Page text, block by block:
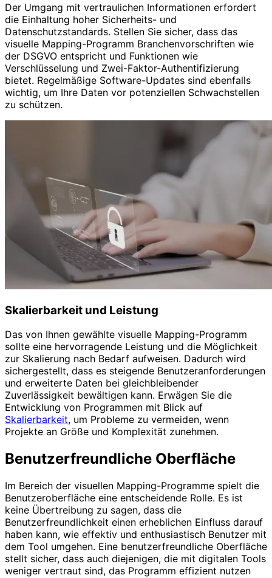
Der Umgang mit vertraulichen Informationen erfordert
die Einhaltung hoher Sicherheits- und
Datenschutzstandards. Stellen Sie sicher, dass das
visuelle Mapping-Programm Branchenvorschriften wie
der DSGVO entspricht und Funktionen wie
Verschlüsselung und Zwei-Faktor-Authentifizierung
bietet. Regelmäßige Software-Updates sind ebenfalls
wichtig, um Ihre Daten vor potenziellen Schwachstellen
zu schützen.
Skalierbarkeit und Leistung
Das von Ihnen gewählte visuelle Mapping-Programm
sollte eine hervorragende Leistung und die Möglichkeit
zur Skalierung nach Bedarf aufweisen. Dadurch wird
sichergestellt, dass es steigende Benutzeranforderungen
und erweiterte Daten bei gleichbleibender
Zuverlässigkeit bewältigen kann. Erwägen Sie die
Entwicklung von Programmen mit Blick auf
Skalierbarkeit, um Probleme zu vermeiden, wenn
Projekte an Größe und Komplexität zunehmen.
Benutzerfreundliche Oberfläche
Im Bereich der visuellen Mapping-Programme spielt die
Benutzeroberfläche eine entscheidende Rolle. Es ist
keine Übertreibung zu sagen, dass die
Benutzerfreundlichkeit einen erheblichen Einfluss darauf
haben kann, wie effektiv und enthusiastisch Benutzer mit
dem Tool umgehen. Eine benutzerfreundliche Oberfläche
stellt sicher, dass auch diejenigen, die mit digitalen Tools
weniger vertraut sind, das Programm effizient nutzen